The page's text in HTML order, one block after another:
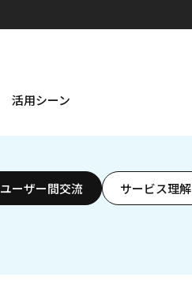
活用シーン
ユーザー間交流 サービス理解